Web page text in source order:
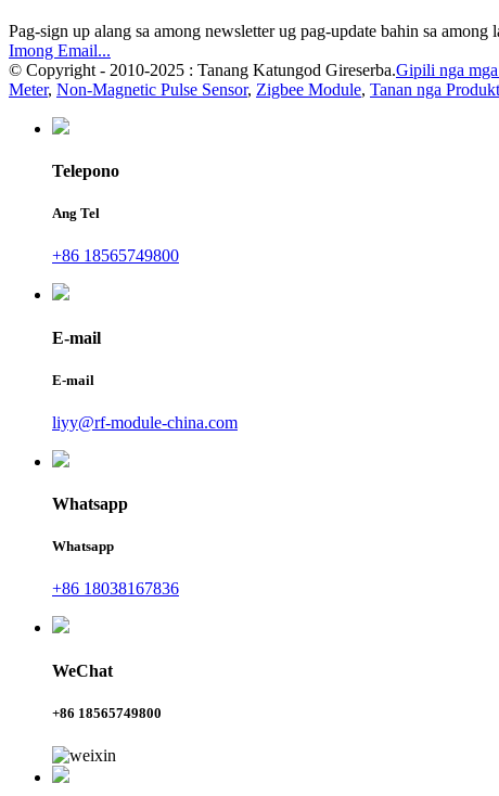
Pag-sign up alang sa among newsletter ug pag-update bahin sa among
Imong Email...
© Copyright - 2010-2025 : Tanang Katungod Gireserba.Gipili nga
Meter, Non-Magnetic Pulse Sensor, Zigbee Module, Tanan nga
Telepono
Ang Tel
+86 18565749800
E-mail
E-mail
liyy@rf-module-china.com
Whatsapp
Whatsapp
+86 18038167836
WeChat
+86 18565749800